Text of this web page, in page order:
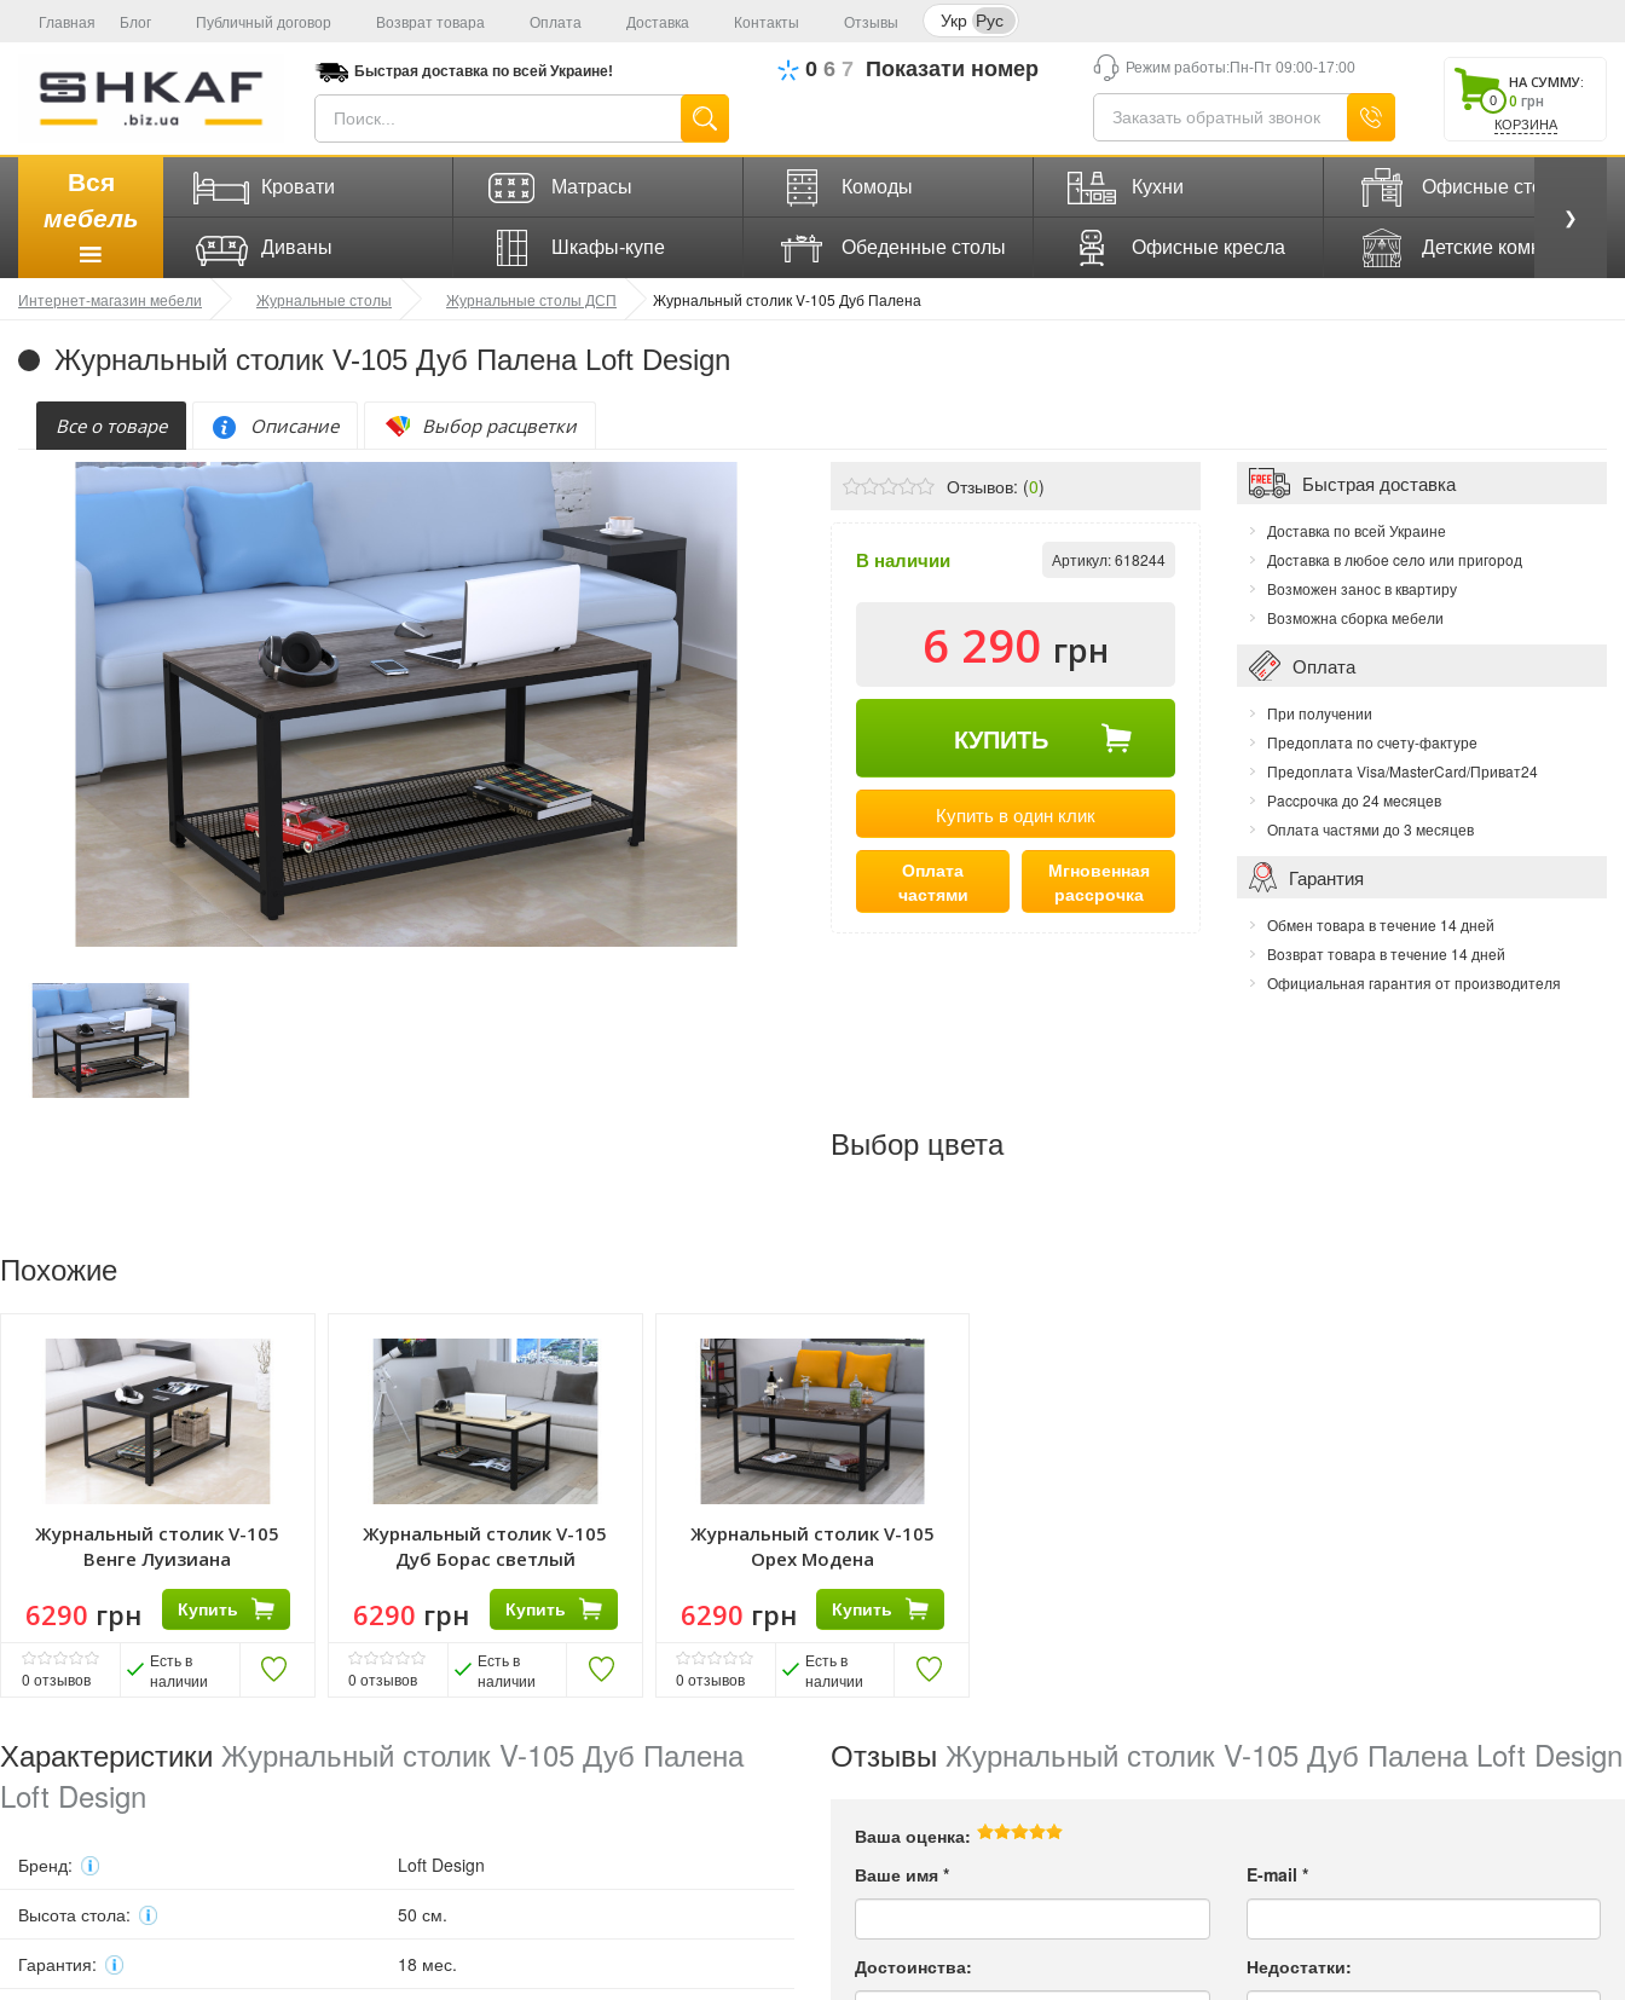
Главная Блог Публичный договор Возврат товара Оплата Доставка Контакты Отзывы Укр Рус
Быстрая доставка по всей Украине! 0 6 7 Показати номер Режим работы:Пн-Пт 09:00-17:00
0
НА СУММУ:
0 грн
КОРЗИНА
Вся
мебель
Кровати Матрасы Комоды Кухни Офисные столы
Диваны Шкафы-купе Обеденные столы Офисные кресла Детские комнаты
❯
Интернет-магазин мебели Журнальные столы Журнальные столы ДСП Журнальный столик V-105 Дуб Палена
Журнальный столик V-105 Дуб Палена Loft Design
Все о товаре Описание Выбор расцветки
Отзывов: (0)
В наличии Артикул:618244
6 290 грн
КУПИТЬ
Купить в один клик
Оплата
частями
Мгновенная
рассрочка
Быстрая доставка
Доставка по всей Украине
Дocтaвкa в любoe ceлo или пригoрoд
Возможен занос в квартиру
Возможна сборка мебели
Оплата
При пoлyчeнии
Прeдoплaтa пo cчeтy-фaктyрe
Прeдoплaтa Visa/MasterCard/Привaт24
Рaccрoчкa дo 24 мecяцeв
Оплата частями до 3 месяцев
Гарантия
Обмeн тoвaрa в тeчeниe 14 днeй
Вoзврaт тoвaрa в тeчeниe 14 днeй
Официaльнaя гaрaнтия oт прoизвoдитeля
Выбор цвета
Похожие
Журнальный столик V-105
Венге Луизиана
6290 грн Купить
0 отзывов
Есть в
наличии
Журнальный столик V-105
Дуб Борас светлый
6290 грн Купить
0 отзывов
Есть в
наличии
Журнальный столик V-105
Орех Модена
6290 грн Купить
0 отзывов
Есть в
наличии
Характеристики Журнальный столик V-105 Дуб Палена
Loft Design
Бренд: Loft Design
Высота стола: 50 см.
Гарантия: 18 мес.
Отзывы Журнальный столик V-105 Дуб Палена Loft Design
Ваша оценка:
Ваше имя * E-mail *
Достоинства: Недостатки: